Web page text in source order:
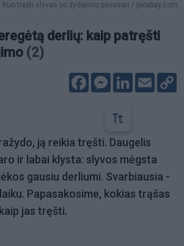
Kuo tręšti slyvas po žydėjimo pavasarį / pixabay.com
derlių: kaip patręšti
(2)
FacebookMessenger
LinkedIn
Email
ją reikia tręšti. Daugelis
ir labai klysta: slyvos mėgsta
gausiu derliumi. Svarbiausia -
Papasakosime, kokias trąšas
jas tręšti.